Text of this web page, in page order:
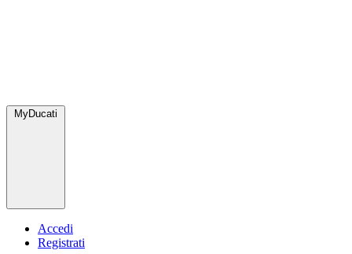
MyDucati
Accedi
Registrati